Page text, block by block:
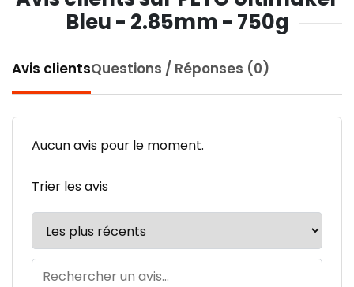
Bleu - 2.85mm - 750g
Avis clientsQuestions / Réponses (0)
Aucun avis pour le moment.
Trier les avis